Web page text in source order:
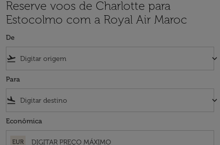
Reserve voos de Charlotte para
Estocolmo com a Royal Air Maroc
De
flight_takeoff keyboard_arrow_down
Para
flight_land keyboard_arrow_down
Econômica
EUR